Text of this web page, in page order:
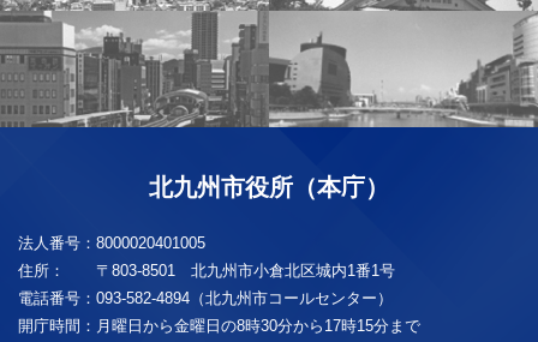
北九州市役所（本庁）
法人番号： 8000020401005
住所：
〒803-8501 北九州市小倉北区城内1番1号
電話番号： 093-582-4894（北九州市コールセンター）
開庁時間： 月曜日から金曜日の8時30分から17時15分まで